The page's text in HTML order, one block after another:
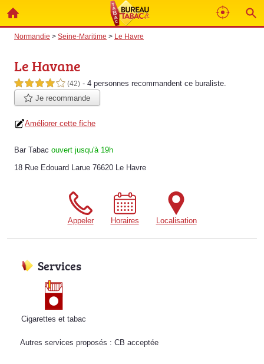
Normandie > Seine-Maritime > Le Havre
Le Havane
4,0 étoiles sur 5 (42) - 4 personnes recommandent ce buraliste.
Je recommande
Améliorer cette fiche
Bar Tabac ouvert jusqu'à 19h
18 Rue Edouard Larue 76620 Le Havre
Appeler Horaires Localisation
Services
Cigarettes et tabac
Autres services proposés : CB acceptée